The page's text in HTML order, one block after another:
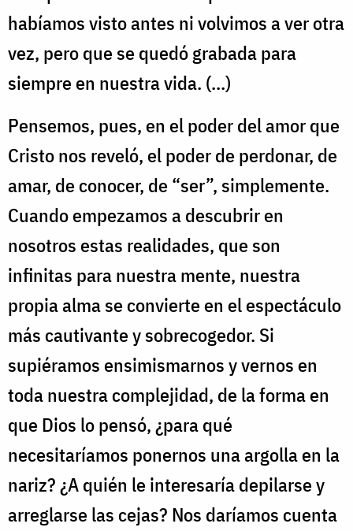
habíamos visto antes ni volvimos a ver otra
vez, pero que se quedó grabada para
siempre en nuestra vida. (...)
Pensemos, pues, en el poder del amor que
Cristo nos reveló, el poder de perdonar, de
amar, de conocer, de “ser”, simplemente.
Cuando empezamos a descubrir en
nosotros estas realidades, que son
infinitas para nuestra mente, nuestra
propia alma se convierte en el espectáculo
más cautivante y sobrecogedor. Si
supiéramos ensimismarnos y vernos en
toda nuestra complejidad, de la forma en
que Dios lo pensó, ¿para qué
necesitaríamos ponernos una argolla en la
nariz? ¿A quién le interesaría depilarse y
arreglarse las cejas? Nos daríamos cuenta